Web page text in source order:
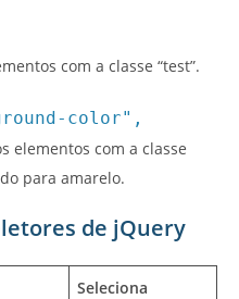
com a classe “test”.
color",
elementos com a classe
para amarelo.
de jQuery
Seleciona